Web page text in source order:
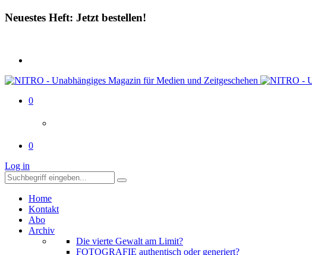
Neuestes Heft: Jetzt bestellen!
0
0
Log in
Home
Kontakt
Abo
Archiv
Die vierte Gewalt am Limit?
FOTOGRAFIE authentisch oder generiert?